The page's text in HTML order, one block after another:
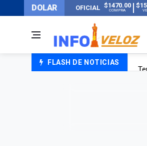
DOLAR OFICIAL $1470.00
COMPRA
FLASH DE NOTICIAS